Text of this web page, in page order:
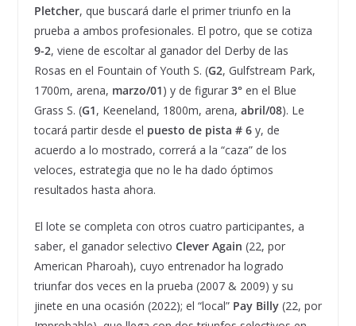
Pletcher, que buscará darle el primer triunfo en la
prueba a ambos profesionales. El potro, que se cotiza
9-2, viene de escoltar al ganador del Derby de las
Rosas en el Fountain of Youth S. (G2, Gulfstream Park,
1700m, arena, marzo/01) y de figurar 3°en el Blue
Grass S. (G1, Keeneland, 1800m, arena, abril/08). Le
tocará partir desde el puesto de pista # 6 y, de
acuerdo a lo mostrado, correrá a la “caza” de los
veloces, estrategia que no le ha dado óptimos
resultados hasta ahora.
El lote se completa con otros cuatro participantes, a
saber, el ganador selectivo Clever Again (22, por
American Pharoah), cuyo entrenador ha logrado
triunfar dos veces en la prueba (2007 & 2009) y su
jinete en una ocasión (2022); el “local” Pay Billy(22, por